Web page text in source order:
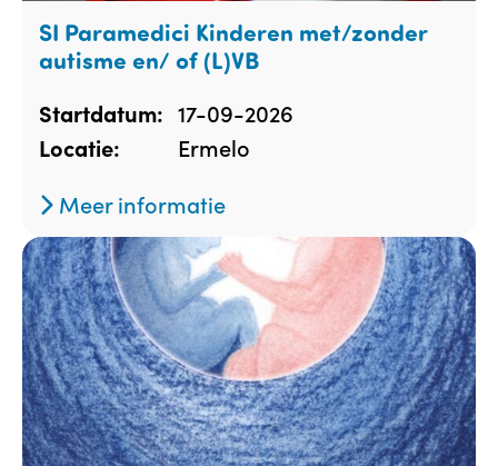
SI Paramedici Kinderen met/zonder
autisme en/ of (L)VB
Startdatum: 17-09-2026
Locatie:
Ermelo
Meer informatie